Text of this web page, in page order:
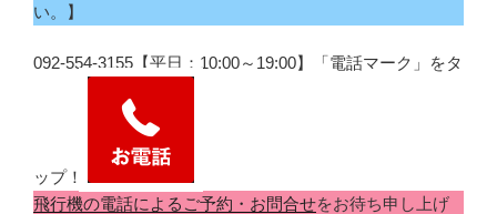
い。】
092-554-3155【平日：10:00～19:00】「電話マーク」をタ
ップ！
飛行機の電話によるご予約・お問合せをお待ち申し上げ